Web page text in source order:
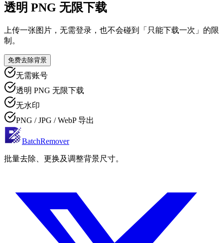
透明 PNG 无限下载
上传一张图片，无需登录，也不会碰到「只能下载一次」的限
制。
免费去除背景
无需账号
透明 PNG 无限下载
无水印
PNG / JPG / WebP 导出
BatchRemover
批量去除、更换及调整背景尺寸。